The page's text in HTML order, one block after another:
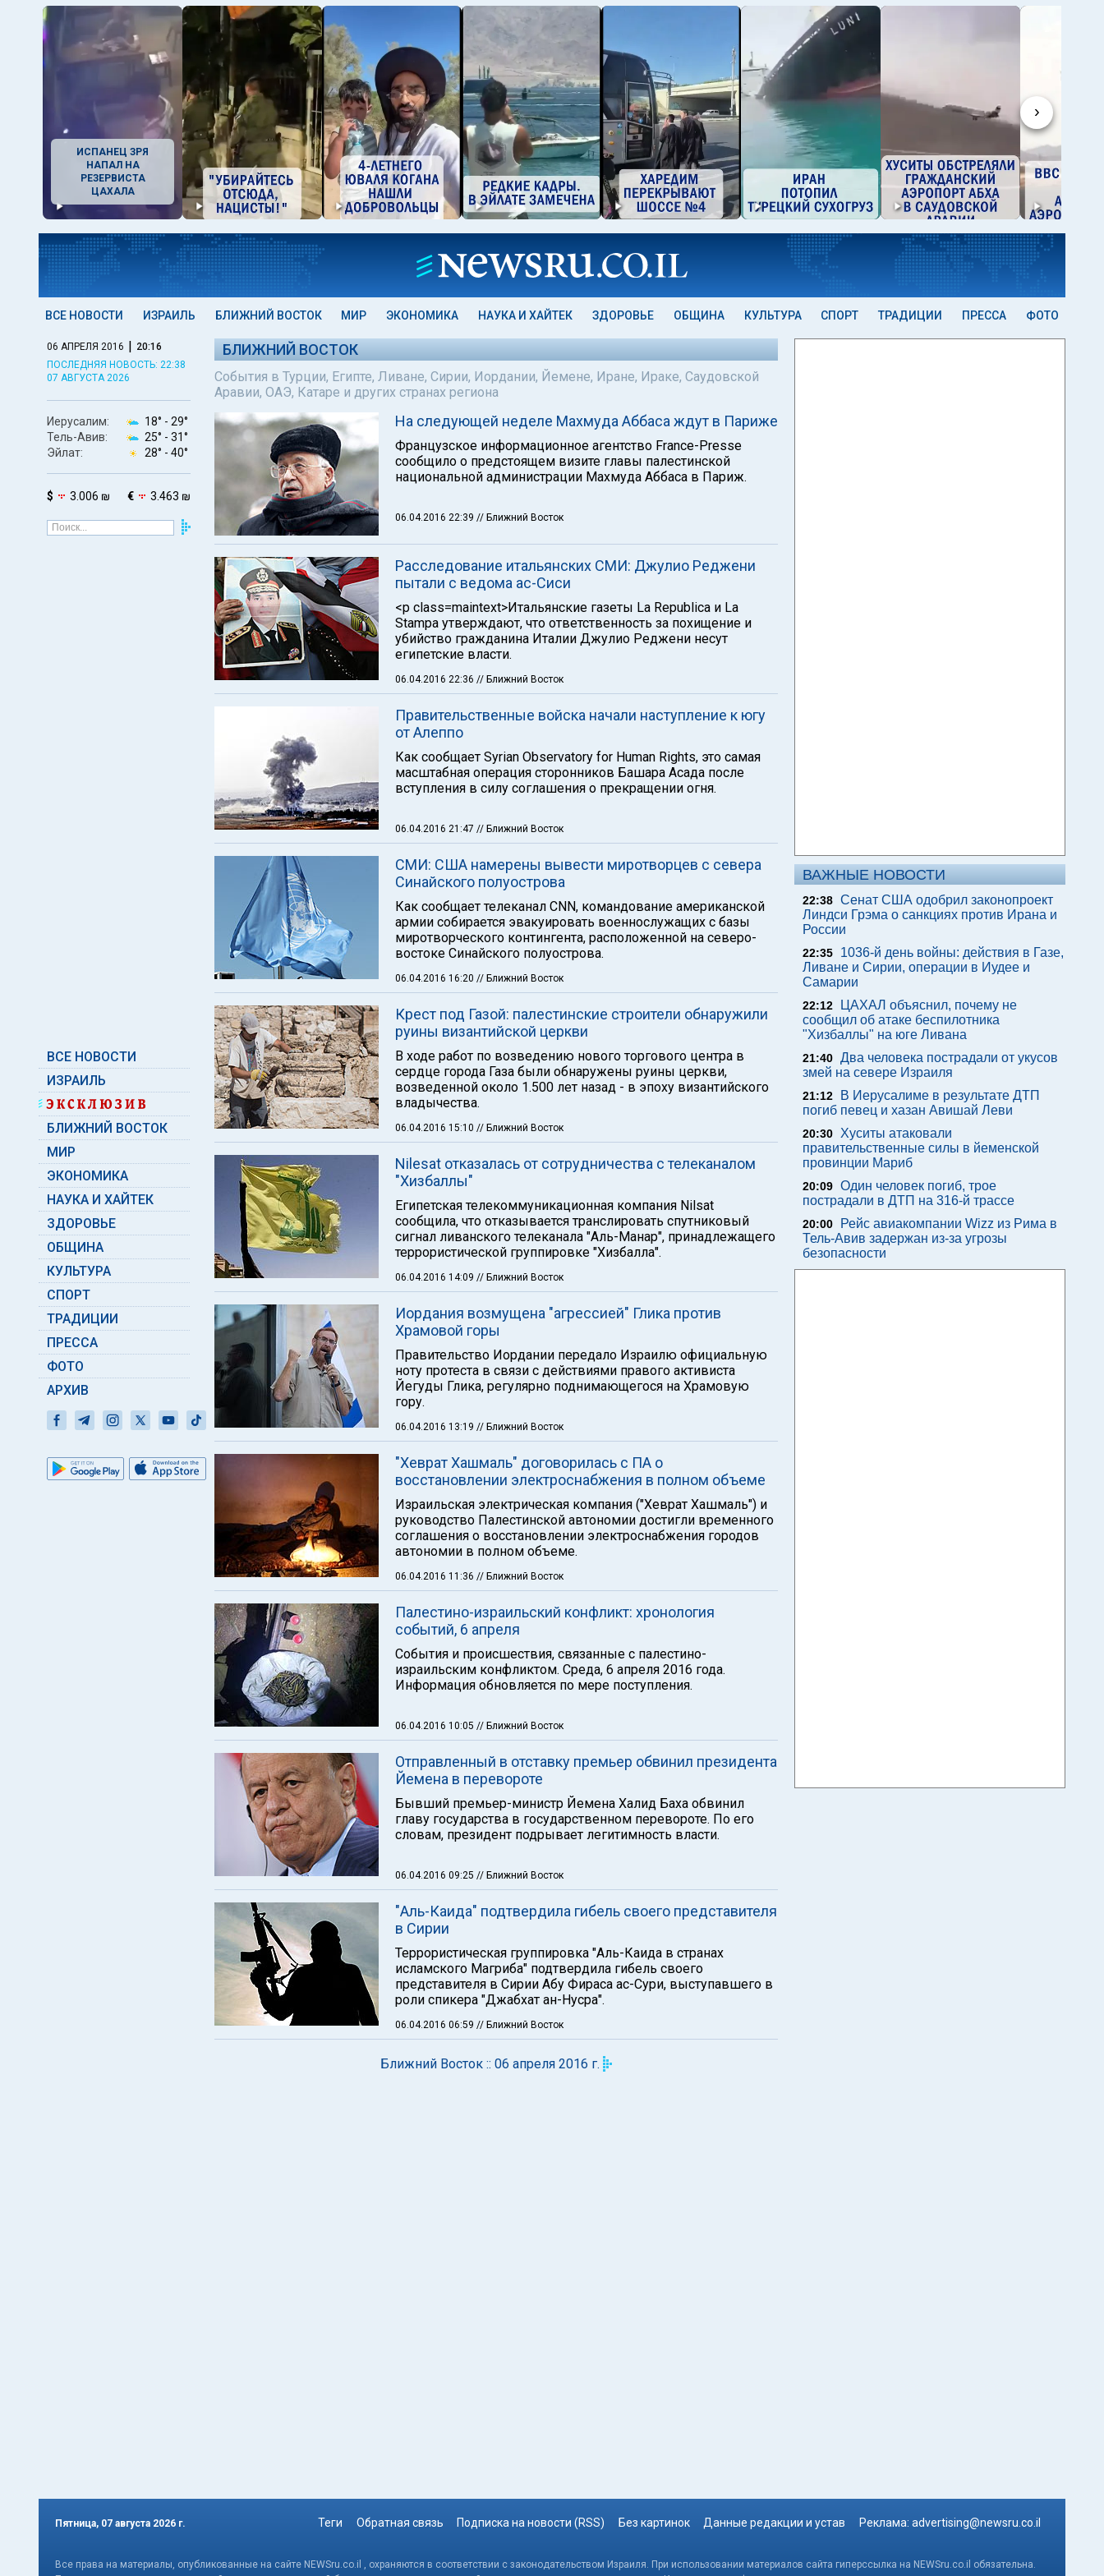
›
ИСПАНЕЦ ЗРЯ
НАПАЛ НА
РЕЗЕРВИСТА
ЦАХАЛА
ВСЕ НОВОСТИ ИЗРАИЛЬ БЛИЖНИЙ ВОСТОК МИР ЭКОНОМИКА НАУКА И ХАЙТЕК ЗДОРОВЬЕ ОБЩИНА КУЛЬТУРА СПОРТ ТРАДИЦИИ ПРЕССА ФОТО
06 АПРЕЛЯ 2016 | 20:16
ПОСЛЕДНЯЯ НОВОСТЬ: 22:38
07 АВГУСТА 2026
Иерусалим: 18° - 29°
Тель-Авив:
25° - 31°
Эйлат:
28° - 40°
$ 3.006 ₪ € 3.463 ₪
ВСЕ НОВОСТИ
ИЗРАИЛЬ
БЛИЖНИЙ ВОСТОК
МИР
ЭКОНОМИКА
НАУКА И ХАЙТЕК
ЗДОРОВЬЕ
ОБЩИНА
КУЛЬТУРА
СПОРТ
ТРАДИЦИИ
ПРЕССА
ФОТО
АРХИВ
БЛИЖНИЙ ВОСТОК
События в Турции, Египте, Ливане, Сирии, Иордании, Йемене, Иране, Ираке, Саудовской
Аравии, ОАЭ, Катаре и других странах региона
На следующей неделе Махмуда Аббаса ждут в Париже
Французское информационное агентство France-Presse
сообщило о предстоящем визите главы палестинской
национальной администрации Махмуда Аббаса в Париж.
06.04.2016 22:39 // Ближний Восток
Расследование итальянских СМИ: Джулио Реджени
пытали с ведома ас-Сиси
<p class=maintext>Итальянские газеты La Republica и La
Stampa утверждают, что ответственность за похищение и
убийство гражданина Италии Джулио Реджени несут
египетские власти.
06.04.2016 22:36 // Ближний Восток
Правительственные войска начали наступление к югу
от Алеппо
Как сообщает Syrian Observatory for Human Rights, это самая
масштабная операция сторонников Башара Асада после
вступления в силу соглашения о прекращении огня.
06.04.2016 21:47 // Ближний Восток
СМИ: США намерены вывести миротворцев с севера
Синайского полуострова
Как сообщает телеканал CNN, командование американской
армии собирается эвакуировать военнослужащих с базы
миротворческого контингента, расположенной на северо-
востоке Синайского полуострова.
06.04.2016 16:20 // Ближний Восток
Крест под Газой: палестинские строители обнаружили
руины византийской церкви
В ходе работ по возведению нового торгового центра в
сердце города Газа были обнаружены руины церкви,
возведенной около 1.500 лет назад - в эпоху византийского
владычества.
06.04.2016 15:10 // Ближний Восток
Nilesat отказалась от сотрудничества с телеканалом
"Хизбаллы"
Египетская телекоммуникационная компания Nilsat
сообщила, что отказывается транслировать спутниковый
сигнал ливанского телеканала "Аль-Манар", принадлежащего
террористической группировке "Хизбалла".
06.04.2016 14:09 // Ближний Восток
Иордания возмущена "агрессией" Глика против
Храмовой горы
Правительство Иордании передало Израилю официальную
ноту протеста в связи с действиями правого активиста
Йегуды Глика, регулярно поднимающегося на Храмовую
гору.
06.04.2016 13:19 // Ближний Восток
"Хеврат Хашмаль" договорилась с ПА о
восстановлении электроснабжения в полном объеме
Израильская электрическая компания ("Хеврат Хашмаль") и
руководство Палестинской автономии достигли временного
соглашения о восстановлении электроснабжения городов
автономии в полном объеме.
06.04.2016 11:36 // Ближний Восток
Палестино-израильский конфликт: хронология
событий, 6 апреля
События и происшествия, связанные с палестино-
израильским конфликтом. Среда, 6 апреля 2016 года.
Информация обновляется по мере поступления.
06.04.2016 10:05 // Ближний Восток
Отправленный в отставку премьер обвинил президента
Йемена в перевороте
Бывший премьер-министр Йемена Халид Баха обвинил
главу государства в государственном перевороте. По его
словам, президент подрывает легитимность власти.
06.04.2016 09:25 // Ближний Восток
"Аль-Каида" подтвердила гибель своего представителя
в Сирии
Террористическая группировка "Аль-Каида в странах
исламского Магриба" подтвердила гибель своего
представителя в Сирии Абу Фираса ас-Сури, выступавшего в
роли спикера "Джабхат ан-Нусра".
06.04.2016 06:59 // Ближний Восток
Ближний Восток :: 06 апреля 2016 г.
ВАЖНЫЕ НОВОСТИ
22:38 Сенат США одобрил законопроект
Линдси Грэма о санкциях против Ирана и
России
22:35
1036-й день войны: действия в Газе,
Ливане и Сирии, операции в Иудее и
Самарии
22:12
ЦАХАЛ объяснил, почему не
сообщил об атаке беспилотника
"Хизбаллы" на юге Ливана
21:40 Два человека пострадали от укусов
змей на севере Израиля
21:12
В Иерусалиме в результате ДТП
погиб певец и хазан Авишай Леви
20:30
Хуситы атаковали
правительственные силы в йеменской
провинции Мариб
20:09 Один человек погиб, трое
пострадали в ДТП на 316-й трассе
20:00
Рейс авиакомпании Wizz из Рима в
Тель-Авив задержан из-за угрозы
безопасности
Пятница, 07 августа 2026 г. Теги Обратная связь Подписка на новости (RSS) Без картинок Данные редакции и устав Реклама: advertising@newsru.co.il
Все права на материалы, опубликованные на сайте NEWSru.co.il , охраняются в соответствии с законодательством Израиля. При использовании материалов сайта гиперссылка на NEWSru.co.il обязательна.